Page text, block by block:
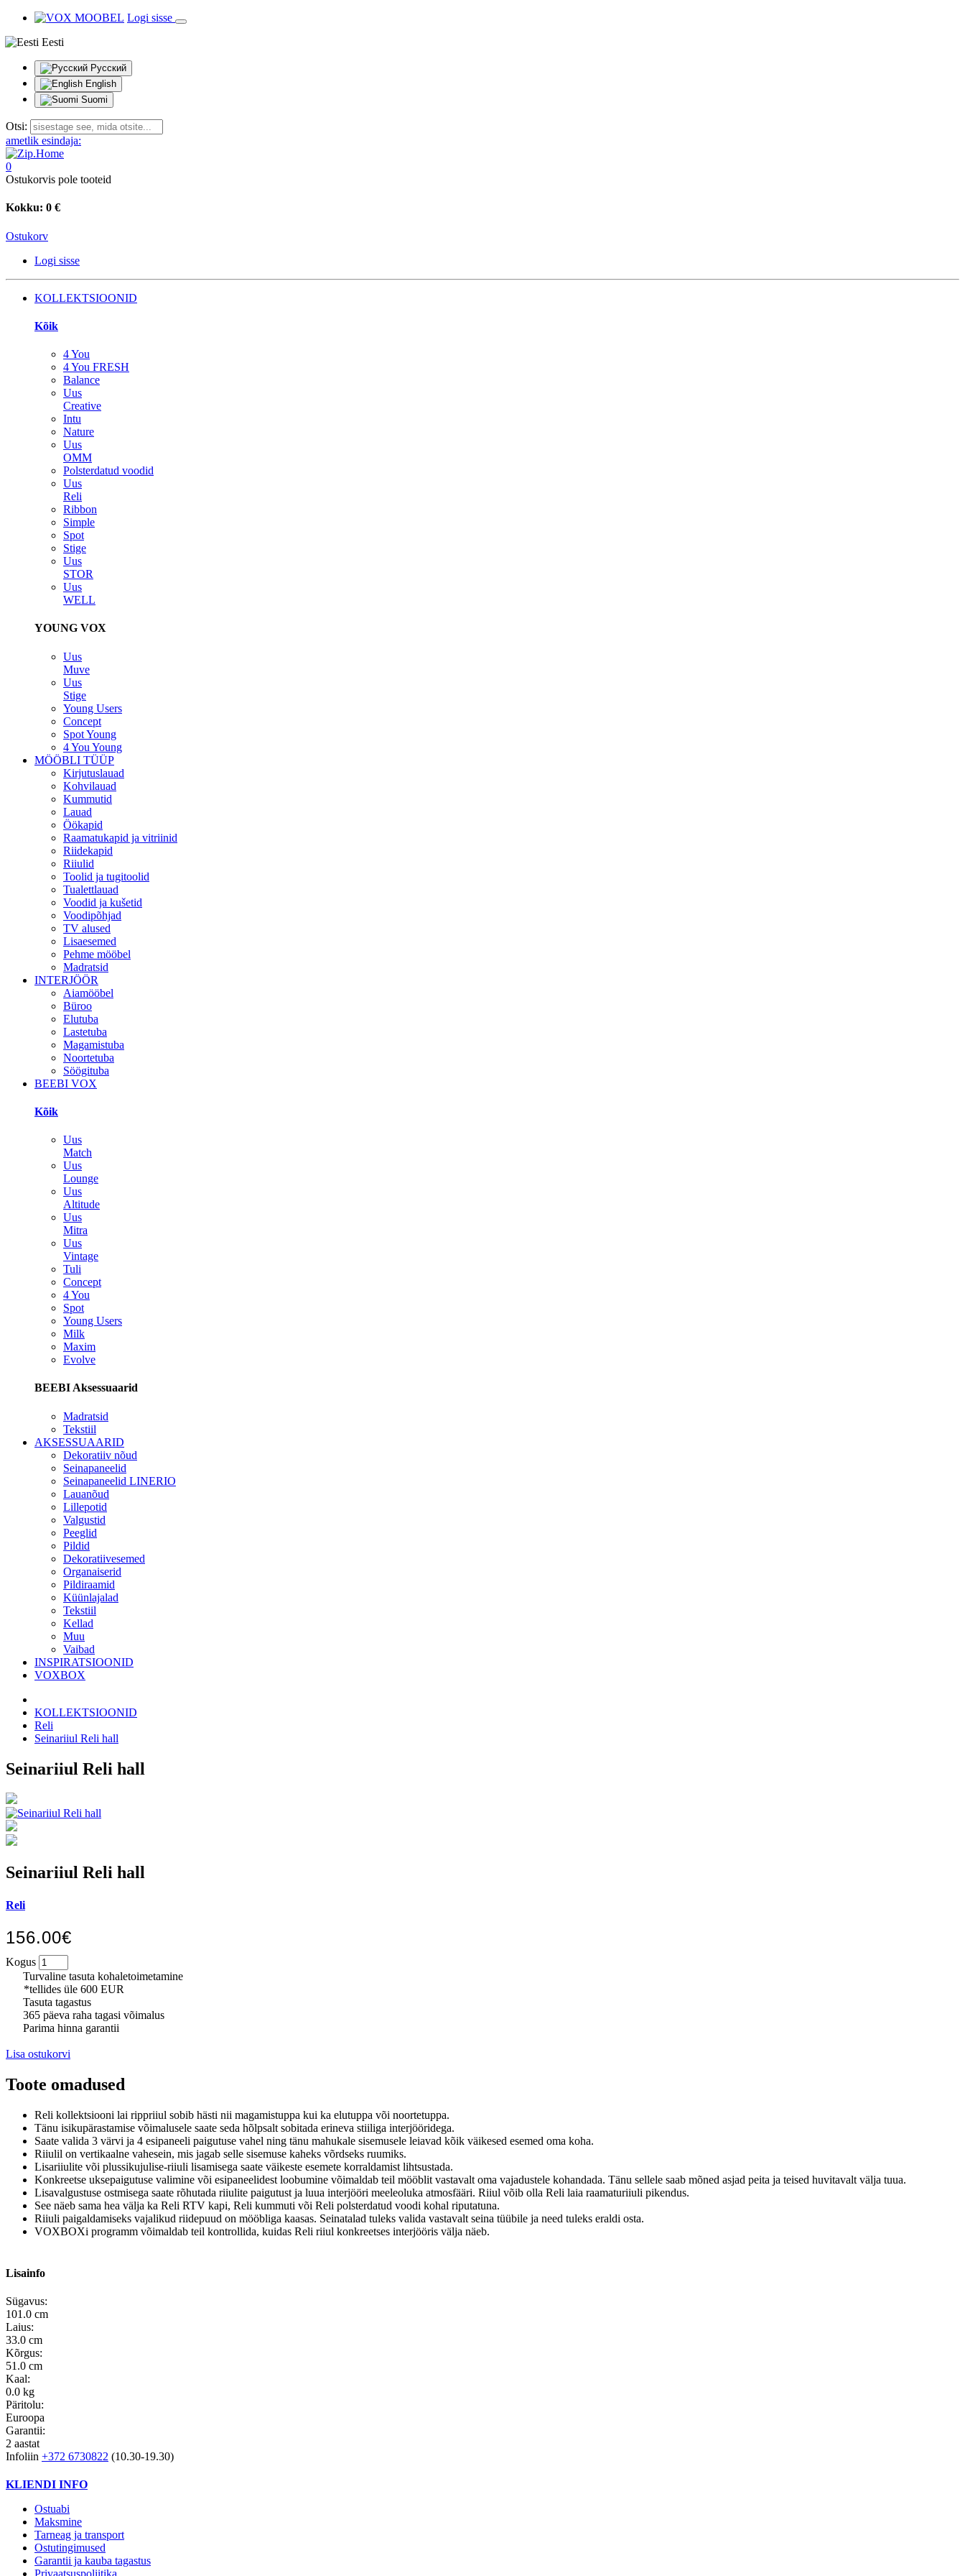
Logi sisse
Eesti
Русский
English
Suomi
Otsi:
ametlik esindaja:
0
Ostukorvis pole tooteid
Kokku: 0 €
Ostukorv
Logi sisse
KOLLEKTSIOONID
Kõik
4 You
4 You FRESH
Balance
Uus
Creative
Intu
Nature
Uus
OMM
Polsterdatud voodid
Uus
Reli
Ribbon
Simple
Spot
Stige
Uus
STOR
Uus
WELL
YOUNG VOX
Uus
Muve
Uus
Stige
Young Users
Concept
Spot Young
4 You Young
MÖÖBLI TÜÜP
Kirjutuslauad
Kohvilauad
Kummutid
Lauad
Öökapid
Raamatukapid ja vitriinid
Riidekapid
Riiulid
Toolid ja tugitoolid
Tualettlauad
Voodid ja kušetid
Voodipõhjad
TV alused
Lisaesemed
Pehme mööbel
Madratsid
INTERJÖÖR
Aiamööbel
Büroo
Elutuba
Lastetuba
Magamistuba
Noortetuba
Söögituba
BEEBI VOX
Kõik
Uus
Match
Uus
Lounge
Uus
Altitude
Uus
Mitra
Uus
Vintage
Tuli
Concept
4 You
Spot
Young Users
Milk
Maxim
Evolve
BEEBI Aksessuaarid
Madratsid
Tekstiil
AKSESSUAARID
Dekoratiiv nõud
Seinapaneelid
Seinapaneelid LINERIO
Lauanõud
Lillepotid
Valgustid
Peeglid
Pildid
Dekoratiivesemed
Organaiserid
Pildiraamid
Küünlajalad
Tekstiil
Kellad
Muu
Vaibad
INSPIRATSIOONID
VOXBOX
KOLLEKTSIOONID
Reli
Seinariiul Reli hall
Seinariiul Reli hall
Seinariiul Reli hall
Reli
156.00€
Kogus
Turvaline tasuta kohaletoimetamine
*tellides üle 600 EUR
Tasuta tagastus
365 päeva raha tagasi võimalus
Parima hinna garantii
Lisa ostukorvi
Toote omadused
Reli kollektsiooni lai rippriiul sobib hästi nii magamistuppa kui ka elutuppa või noortetuppa.
Tänu isikupärastamise võimalusele saate seda hõlpsalt sobitada erineva stiiliga interjööridega.
Saate valida 3 värvi ja 4 esipaneeli paigutuse vahel ning tänu mahukale sisemusele leiavad kõik väikesed esemed oma koha.
Riiulil on vertikaalne vahesein, mis jagab selle sisemuse kaheks võrdseks ruumiks.
Lisariiulite või plussikujulise-riiuli lisamisega saate väikeste esemete korraldamist lihtsustada.
Konkreetse uksepaigutuse valimine või esipaneelidest loobumine võimaldab teil mööblit vastavalt oma vajadustele kohandada. Tänu sellele saab mõned asjad peita ja teised huvitavalt välja tuua.
Lisavalgustuse ostmisega saate rõhutada riiulite paigutust ja luua interjööri meeleoluka atmosfääri. Riiul võib olla Reli laia raamaturiiuli pikendus.
See näeb sama hea välja ka Reli RTV kapi, Reli kummuti või Reli polsterdatud voodi kohal riputatuna.
Riiuli paigaldamiseks vajalikud riidepuud on mööbliga kaasas. Seinatalad tuleks valida vastavalt seina tüübile ja need tuleks eraldi osta.
VOXBOXi programm võimaldab teil kontrollida, kuidas Reli riiul konkreetses interjööris välja näeb.
Lisainfo
Sügavus:
101.0 cm
Laius:
33.0 cm
Kõrgus:
51.0 cm
Kaal:
0.0 kg
Päritolu:
Euroopa
Garantii:
2 aastat
Infoliin +372 6730822 (10.30-19.30)
KLIENDI INFO
Ostuabi
Maksmine
Tarneag ja transport
Ostutingimused
Garantii ja kauba tagastus
Privaatsuspoliitika